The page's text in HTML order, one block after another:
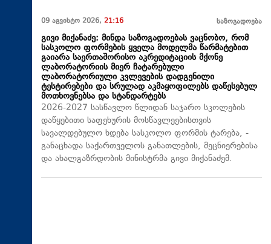
09 აგვისტო 2026, 21:16 საზოგადოება
გივი მიქანაძე: მინდა საზოგადოებას ვაცნობო, რომ
სასკოლო ფორმების ყველა მოდელმა წარმატებით
გაიარა საერთაშორისო აკრედიტაციის მქონე
ლაბორატორიის მიერ ჩატარებული
ლაბორატორიული კვლევების დადგენილი
ტესტირებები და სრულად აკმაყოფილებს დაწესებულ
მოთხოვნებსა და სტანდარტებს
2026-2027 სასწავლო წლიდან საჯარო სკოლების
დაწყებითი საფეხურის მოსწავლეებისთვის
სავალდებულო ხდება სასკოლო ფორმის ტარება, -
განაცხადა საქართველოს განათლების, მეცნიერებისა
და ახალგაზრდობის მინისტრმა გივი მიქანაძემ.